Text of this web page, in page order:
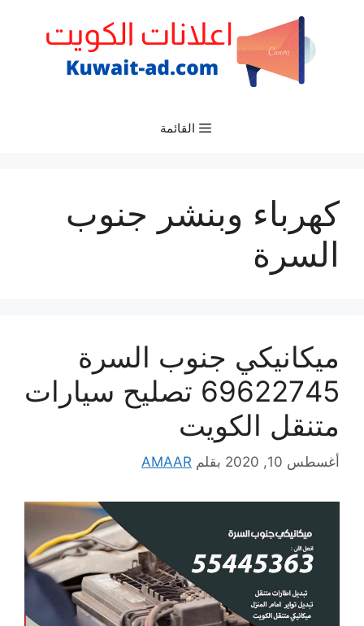
القائمة
كهرباء وبنشر جنوب
السرة
ميكانيكي جنوب السرة
69622745 تصليح سيارات
متنقل الكويت
أغسطس 10, 2020 بقلم AMAAR